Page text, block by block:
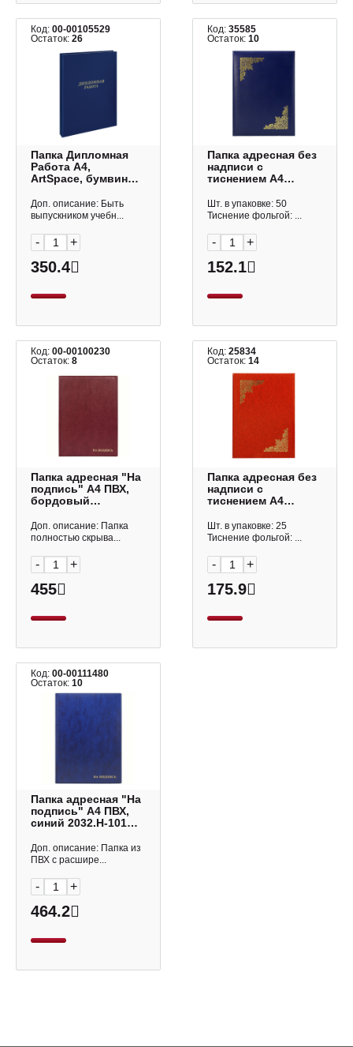
Код: 00-00105529
Остаток: 26
Папка Дипломная
Работа А4,
ArtSpace, бумвинил,
Доп. описание: Быть
выпускником учебн...
- +
350.4
Код:35585
Остаток:10
Папка адресная без
надписи с
тиснением А4
ПБЖ4001-203 Imige
Шт. в упаковке: 50
Тиснение фольгой: ...
- +
152.1
Код: 00-00100230
Остаток: 8
Папка адресная "На
подпись" А4 ПВХ,
бордовый
Доп. описание: Папка
полностью скрыва...
- +
455
Код:25834
Остаток:14
Папка адресная без
надписи с
тиснением А4
ПБЖ4001-202 Imige
Шт. в упаковке: 25
Тиснение фольгой: ...
- +
175.9
Код: 00-00111480
Остаток: 10
Папка адресная "На
подпись" А4 ПВХ,
синий 2032.Н-101
Доп. описание: Папка из
ПВХ с расшире...
- +
464.2